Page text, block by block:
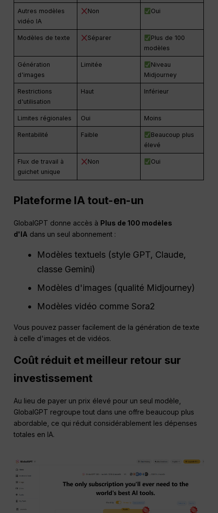
Autres modèles
vidéo IA
Non Oui
Modèles de texte Séparer
Plus de 100
modèles
Génération
d'images
Limitée
Niveau
Midjourney
Restrictions
d'utilisation
Haut Inférieur
Limites régionales Oui Moins
Rentabilité Faible
Beaucoup plus
élevé
Flux de travail à
guichet unique
Non Oui
Plateforme IA tout-en-un
GlobalGPT donne accès à Plus de 100 modèles
d'IA dans un seul abonnement :
Modèles textuels (style GPT, Claude,
classe Gemini)
Modèles d'images (qualité Midjourney)
Modèles vidéo comme Sora2
Vous pouvez passer facilement de la génération de texte
à celle d'images et de vidéos.
Coût réduit et meilleur retour sur
investissement
Au lieu de payer un prix élevé pour un seul modèle,
GlobalGPT regroupe tout dans une offre beaucoup plus
abordable, ce qui réduit considérablement les dépenses
totales en IA.